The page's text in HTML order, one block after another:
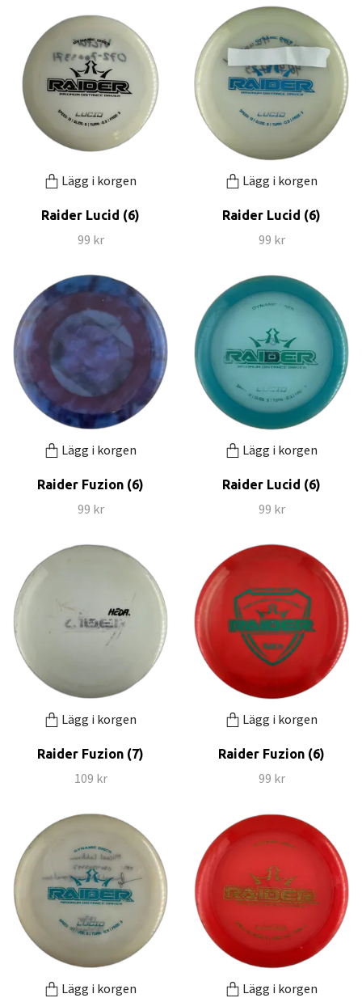
Lägg i korgen
Raider Lucid (6)
99 kr
Lägg i korgen
Raider Lucid (6)
99 kr
Lägg i korgen
Raider Fuzion (6)
99 kr
Lägg i korgen
Raider Lucid (6)
99 kr
Lägg i korgen
Raider Fuzion (7)
109 kr
Lägg i korgen
Raider Fuzion (6)
99 kr
Lägg i korgen Lägg i korgen